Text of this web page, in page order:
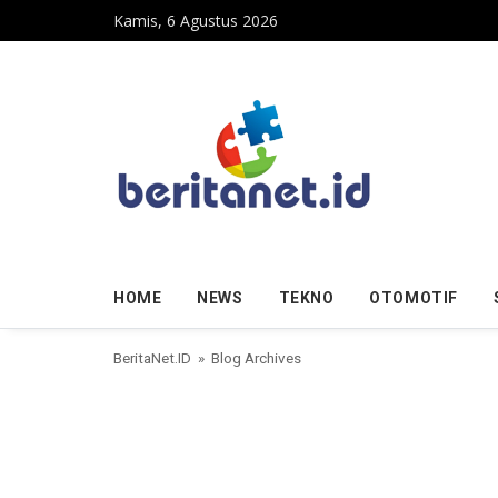
Skip to contentKamis, 6 Agustus 2026
HOME NEWS TEKNO OTOMOTIF
BeritaNet.ID » Blog Archives